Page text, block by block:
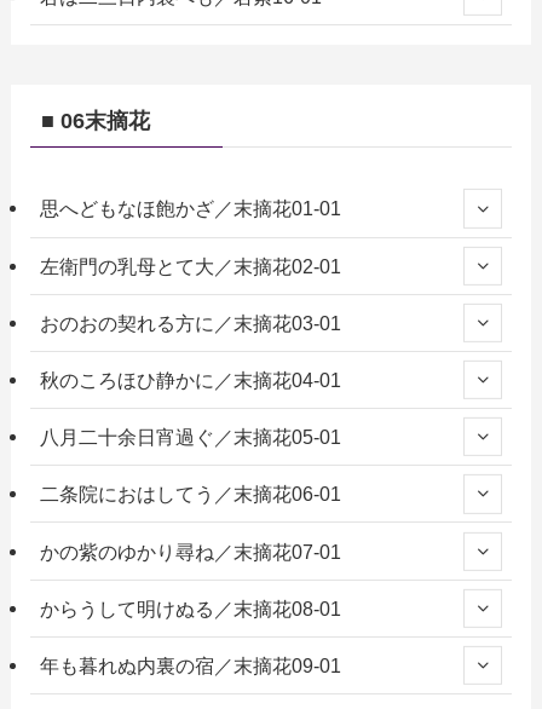
■ 06末摘花
思へどもなほ飽かざ／末摘花01-01
左衛門の乳母とて大／末摘花02-01
おのおの契れる方に／末摘花03-01
秋のころほひ静かに／末摘花04-01
八月二十余日宵過ぐ／末摘花05-01
二条院におはしてう／末摘花06-01
かの紫のゆかり尋ね／末摘花07-01
からうして明けぬる／末摘花08-01
年も暮れぬ内裏の宿／末摘花09-01